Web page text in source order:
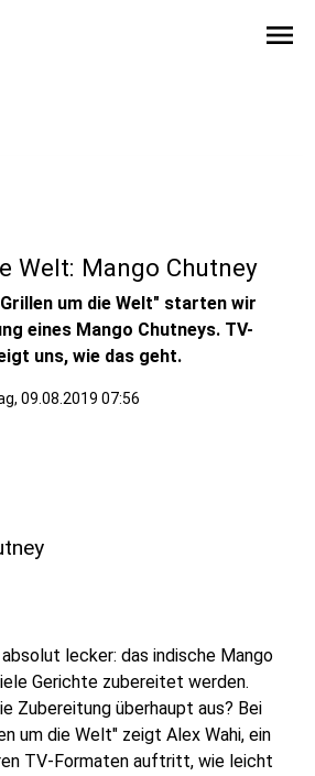
menu
Welt: Mango Chutney
um die Welt" starten wir
eines Mango Chutneys. TV-
uns, wie das geht.
09.08.2019 07:56
lecker: das indische Mango
Gerichte zubereitet werden.
Zubereitung überhaupt aus? Bei
um die Welt" zeigt Alex Wahi, ein
TV-Formaten auftritt, wie leicht